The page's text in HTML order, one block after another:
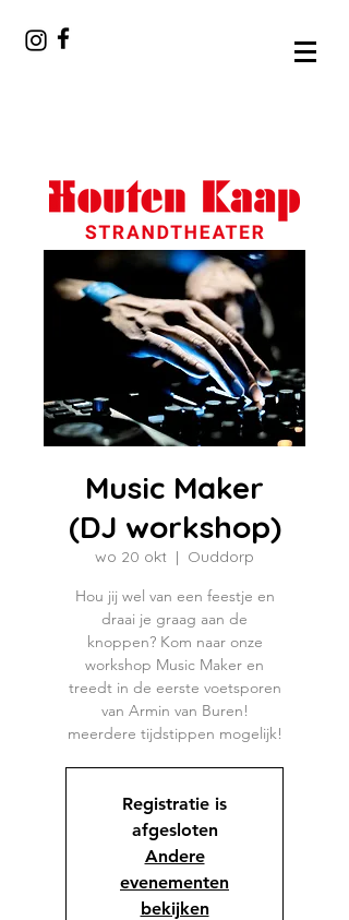
Music Maker
(DJ workshop)
wo 20 okt
  |
Ouddorp
Hou jij wel van een feestje en
draai je graag aan de
knoppen? Kom naar onze
workshop Music Maker en
treedt in de eerste voetsporen
van Armin van Buren!
meerdere tijdstippen mogelijk!
Registratie is
afgesloten
Andere
evenementen
bekijken